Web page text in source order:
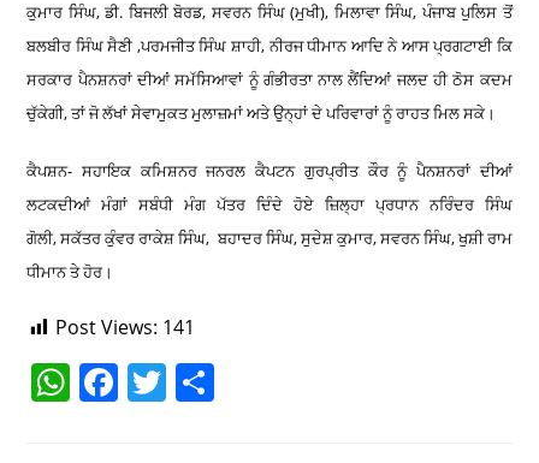
ਕੁਮਾਰ ਸਿੰਘ,ਡੀ. ਬਿਜਲੀ ਬੋਰਡ, ਸਵਰਨ ਸਿੰਘ (ਮੁਖੀ), ਮਿਲਾਵਾ ਸਿੰਘ, ਪੰਜਾਬ ਪੁਲਿਸ ਤੋਂ
ਬਲਬੀਰ ਸਿੰਘ ਸੈਣੀ,ਪਰਮਜੀਤ ਸਿੰਘ ਸ਼ਾਹੀ, ਨੀਰਜ ਧੀਮਾਨ ਆਦਿ ਨੇ ਆਸ ਪ੍ਰਗਟਾਈ ਕਿ
ਸਰਕਾਰ ਪੈਨਸ਼ਨਰਾਂ ਦੀਆਂ ਸਮੱਸਿਆਵਾਂ ਨੂੰ ਗੰਭੀਰਤਾ ਨਾਲ ਲੈਂਦਿਆਂ ਜਲਦ ਹੀ ਠੋਸ ਕਦਮ
ਚੁੱਕੇਗੀ,ਤਾਂ ਜੋ ਲੱਖਾਂ ਸੇਵਾਮੁਕਤ ਮੁਲਾਜ਼ਮਾਂ ਅਤੇ ਉਨ੍ਹਾਂ ਦੇ ਪਰਿਵਾਰਾਂ ਨੂੰ ਰਾਹਤ ਮਿਲ ਸਕੇ।
ਕੈਪਸ਼ਨ- ਸਹਾਇਕ ਕਮਿਸ਼ਨਰ ਜਨਰਲ ਕੈਪਟਨ ਗੁਰਪ੍ਰੀਤ ਕੌਰ ਨੂੰ ਪੈਨਸ਼ਨਰਾਂ ਦੀਆਂ
ਲਟਕਦੀਆਂ ਮੰਗਾਂ ਸਬੰਧੀ ਮੰਗ ਪੱਤਰ ਦਿੰਦੇ ਹੋਏ ਜ਼ਿਲ੍ਹਾ ਪ੍ਰਧਾਨ ਨਰਿੰਦਰ ਸਿੰਘ
ਗੋਲੀ,ਸਕੱਤਰ ਕੁੰਵਰ ਰਾਕੇਸ਼ ਸਿੰਘ, ਬਹਾਦਰ ਸਿੰਘ,ਸੁਦੇਸ਼ ਕੁਮਾਰ,ਸਵਰਨ ਸਿੰਘ,ਖੁਸ਼ੀ ਰਾਮ
ਧੀਮਾਨ ਤੇ ਹੋਰ।
Post Views: 141
W F T